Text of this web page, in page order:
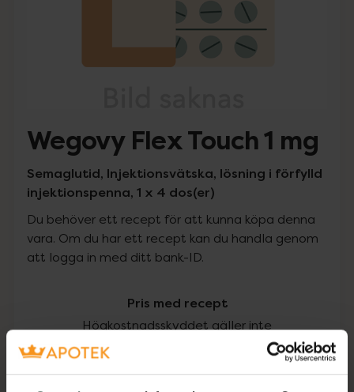
Wegovy Flex Touch 1 mg
Semaglutid, Injektionsvätska, lösning i förfylld
injektionspenna, 1 x 4 dos(er)
Du behöver ett recept för att kunna köpa denna
vara. Om du har ett recept kan du handla genom
att logga in med ditt bank-ID.
Pris med recept
Högkostnadsskyddet gäller inte
1570 kr